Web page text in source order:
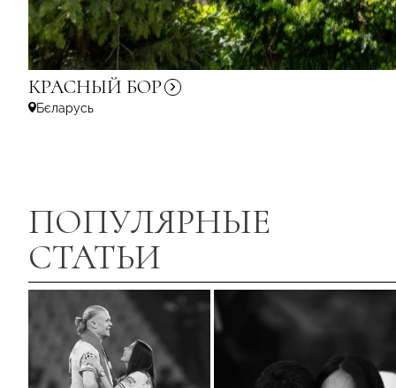
КРАСНЫЙ БОР
Бєларусь
ПОПУЛЯРНЫЕ
СТАТЬИ